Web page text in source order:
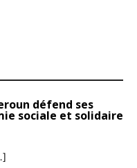
défend ses
sociale et solidaire